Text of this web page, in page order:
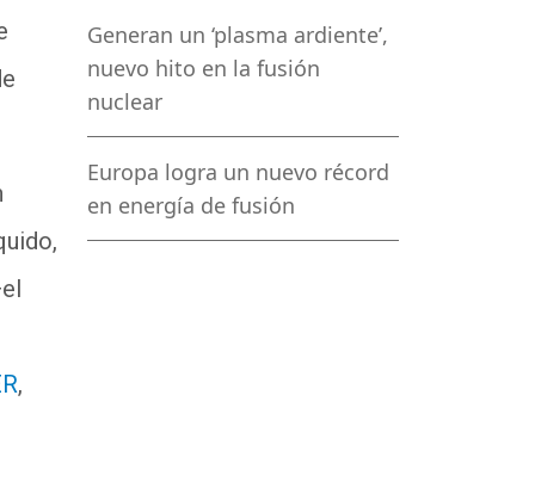
,
Generan un ‘plasma ardiente’,
nuevo hito en la fusión
nuclear
Europa logra un nuevo récord
en energía de fusión